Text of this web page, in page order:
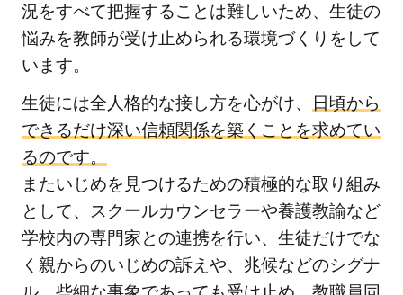
況をすべて把握することは難しいため、生徒の
悩みを教師が受け止められる環境づくりをして
います。
生徒には全人格的な接し方を心がけ、
日頃から
できるだけ深い信頼関係を築くことを求めてい
るのです。
またいじめを見つけるための積極的な取り組み
として、スクールカウンセラーや養護教諭など
学校内の専門家との連携を行い、生徒だけでな
く親からのいじめの訴えや、兆候などのシグナ